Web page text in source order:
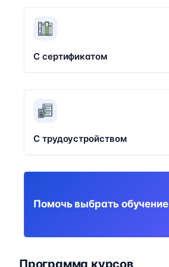
С сертификатом
С трудоустройством
Помочь выбрать обучение
Программа курсов